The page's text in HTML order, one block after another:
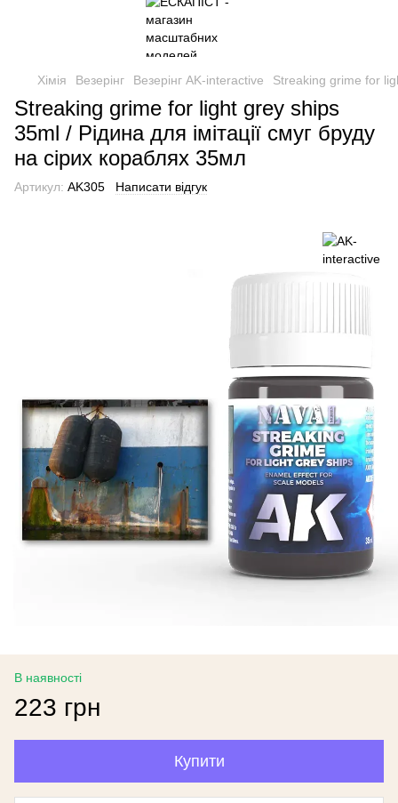
Хімія Везерінг Везерінг AK-interactive Streaking grime for
Streaking grime for light grey ships
35ml / Рідина для імітації смуг бруду
на сірих кораблях 35мл
Артикул: AK305 Написати відгук
В наявності
223 грн
Купити